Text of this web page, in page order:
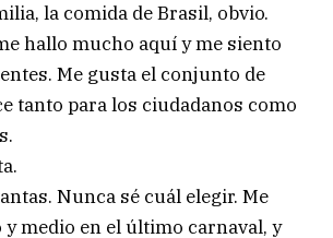
la comida de Brasil, obvio.
hallo mucho aquí y me siento
Me gusta el conjunto de
tanto para los ciudadanos como
Nunca sé cuál elegir. Me
medio en el último carnaval, y